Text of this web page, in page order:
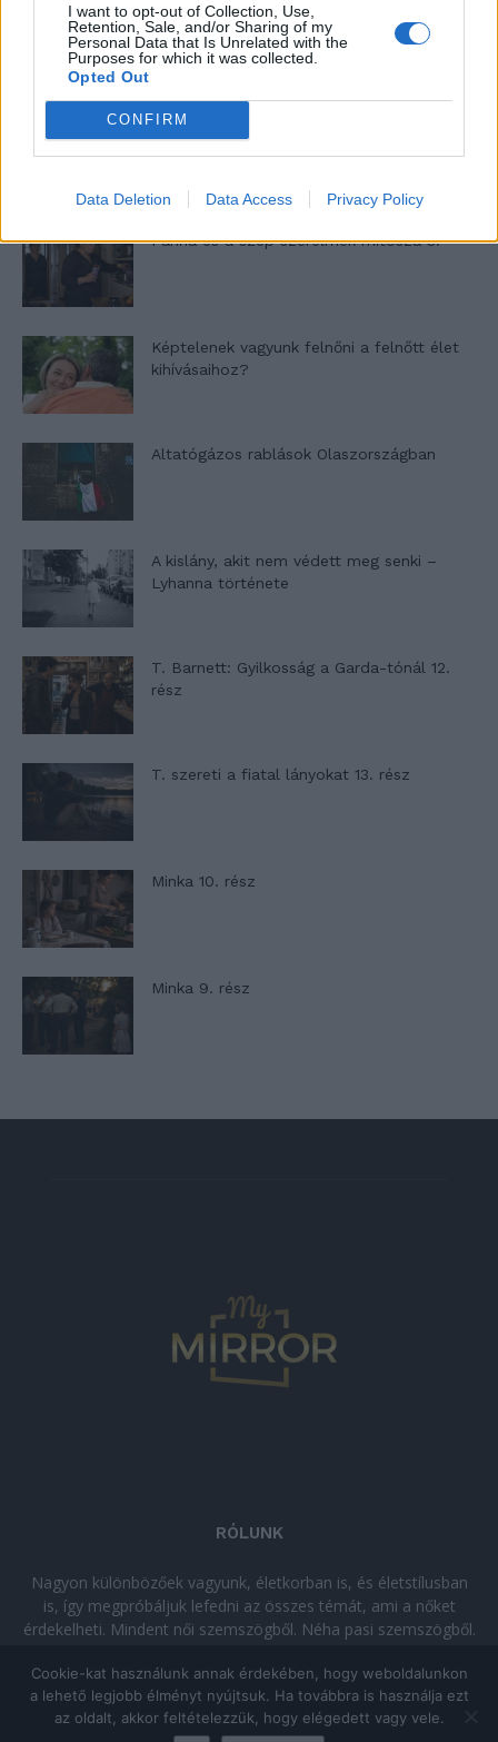
I want to opt-out of Collection, Use,
Retention, Sale, and/or Sharing of my
Personal Data that Is Unrelated with the
Purposes for which it was collected.
Opted Out
CONFIRM
Data Deletion Data Access Privacy Policy
A világ legismertebb ruhái
Nyár, nevetés, anekdoták
Panna és a szép szerelmek mítosza 3.
Képtelenek vagyunk felnőni a felnőtt élet
kihívásaihoz?
Altatógázos rablások Olaszországban
A kislány, akit nem védett meg senki –
Lyhanna története
T. Barnett: Gyilkosság a Garda-tónál 12.
rész
T. szereti a fiatal lányokat 13. rész
Minka 10. rész
Minka 9. rész
RÓLUNK
Nagyon különbözőek vagyunk, életkorban is, és életstílusban
is, így megpróbáljuk lefedni az összes témát, ami a nőket
érdekelheti. Mindent női szemszögből. Néha pasi szemszögből.
kikapcsolódásra vágysz!
© Copyright 2026 - mymirror.huADATKEZELÉSI TÁJÉKOZTATÓ
Cookie-kat használunk annak érdekében, hogy weboldalunkon
a lehető legjobb élményt nyújtsuk. Ha továbbra is használja ezt
az oldalt, akkor feltételezzük, hogy elégedett vagy vele.